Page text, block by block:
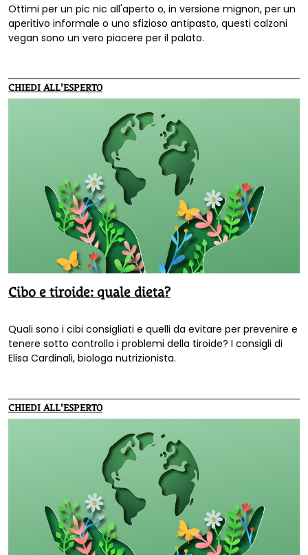
Ottimi per un pic nic all'aperto o, in versione mignon, per un
aperitivo informale o uno sfizioso antipasto, questi calzoni
vegan sono un vero piacere per il palato.
CHIEDI ALL'ESPERTO
Cibo e tiroide: quale dieta?
Quali sono i cibi consigliati e quelli da evitare per prevenire e
tenere sotto controllo i problemi della tiroide? I consigli di
Elisa Cardinali, biologa nutrizionista.
CHIEDI ALL'ESPERTO